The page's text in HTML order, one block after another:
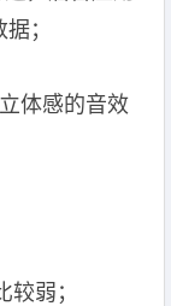
；
体感的音效
弱；